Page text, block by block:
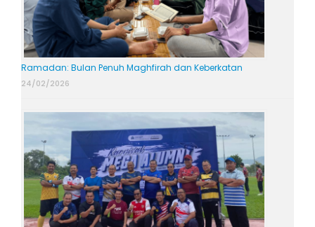
Ramadan: Bulan Penuh Maghfirah dan Keberkatan
24/02/2026